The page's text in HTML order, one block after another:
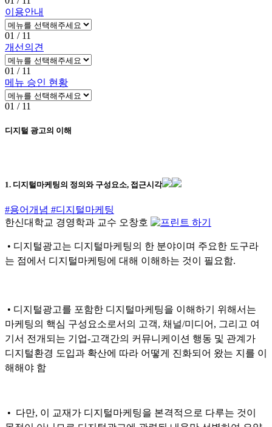
이용안내
01 / 11
개선의견
01 / 11
메뉴 승인 현황
01 / 11
디지털 광고의 이해
1. 디지털마케팅의 정의와 구성요소, 접근시각
#용어개념 #디지털마케팅
한신대학교 경영학과 교수 오창호
• 디지털광고는 디지털마케팅의 한 분야이며 주요한 도구라
는 점에서 디지털마케팅에 대해 이해하는 것이 필요함.
• 디지털광고를 포함한 디지털마케팅을 이해하기 위해서는
마케팅의 핵심 구성요소로서의 고객, 채널/미디어, 그리고 여
기서 전개되는 기업-고객간의 커뮤니케이션 행동 및 관계가
디지털환경 도입과 확산에 따라 어떻게 진화되어 왔는 지를 이
해해야 함
• 다만, 이 교재가 디지털마케팅을 본격적으로 다루는 것이